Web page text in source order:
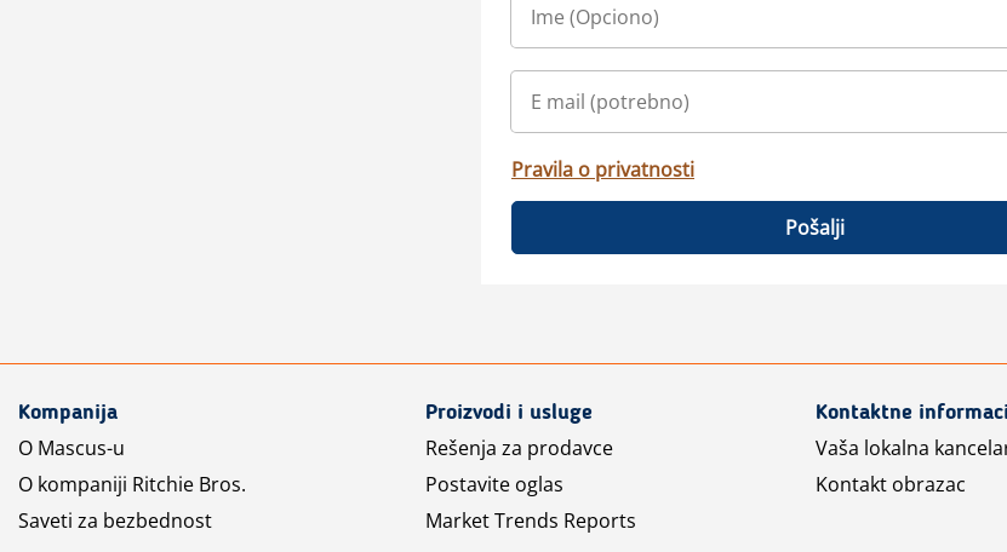
Pravila o privatnosti
Pošalji
Kompanija
O Mascus-u
O kompaniji Ritchie Bros.
Saveti za bezbednost
Proizvodi i usluge
Rešenja za prodavce
Postavite oglas
Market Trends Reports
Kontaktne
Vaša lokalna
Kontakt obrazac